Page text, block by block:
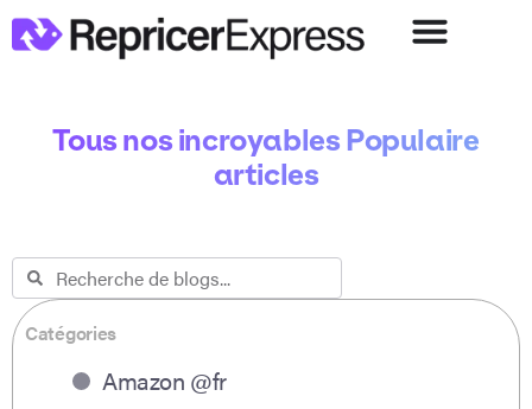
Tous nos incroyables Populaire
articles
Catégories
Amazon @fr